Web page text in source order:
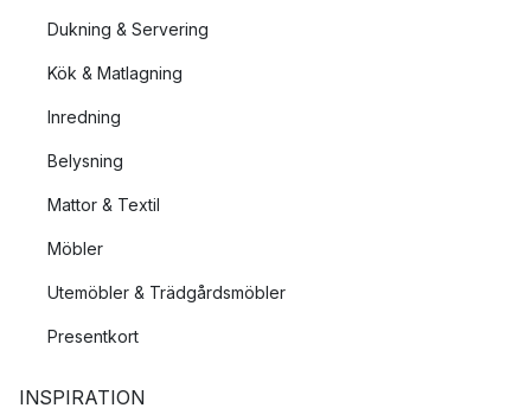
Dukning & Servering
Kök & Matlagning
Inredning
Belysning
Mattor & Textil
Möbler
Utemöbler & Trädgårdsmöbler
Presentkort
INSPIRATION